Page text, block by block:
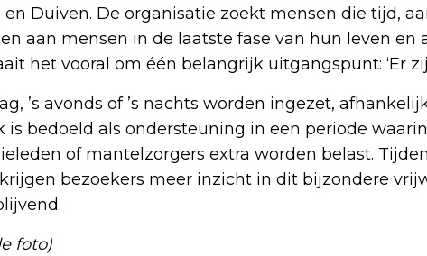
Duiven. De organisatie zoekt mensen die tijd,
aan mensen in de laatste fase van hun leven en
het vooral om één belangrijk uitgangspunt: ‘Er
’s avonds of ’s nachts worden ingezet,
is bedoeld als ondersteuning in een periode
of mantelzorgers extra worden belast.
bezoekers meer inzicht in dit bijzondere
foto)